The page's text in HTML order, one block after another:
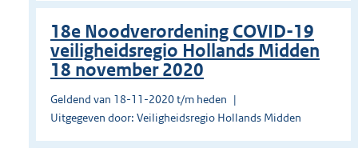
18e Noodverordening COVID-19
veiligheidsregio Hollands Midden
18 november 2020
Geldend van 18-11-2020 t/m heden
Uitgegeven door: Veiligheidsregio Hollands Midden